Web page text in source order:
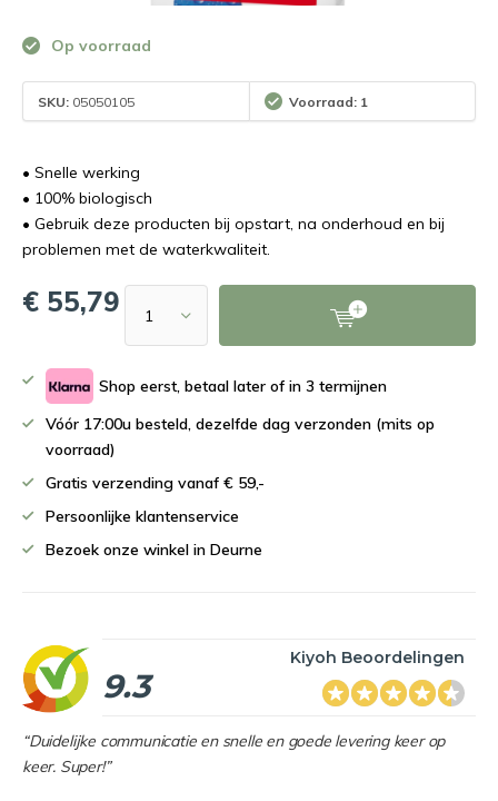
Op voorraad
SKU: 05050105 Voorraad: 1
• Snelle werking
• 100% biologisch
• Gebruik deze producten bij opstart, na onderhoud en bij
problemen met de waterkwaliteit.
€ 55,79
Shop eerst, betaal later of in 3 termijnen
Vóór 17:00u besteld, dezelfde dag verzonden (mits op
voorraad)
Gratis verzending vanaf € 59,-
Persoonlijke klantenservice
Bezoek onze winkel in Deurne
9.3
Kiyoh Beoordelingen
“Duidelijke communicatie en snelle en goede levering keer op
keer. Super!”